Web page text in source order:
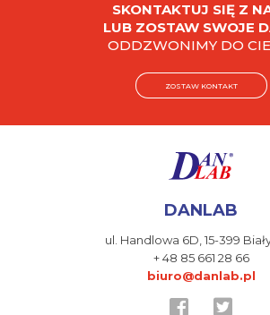
SKONTAKTUJ SIĘ Z
LUB ZOSTAW SWOJE
ODDZWONIMY DO
ZOSTAW KONTAKT
DANLAB
ul. Handlowa 6D,15-399
+ 48 85 661 28 66
biuro@danlab.pl